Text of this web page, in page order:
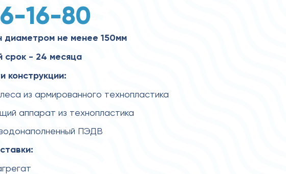
16-80
диаметром не менее 150мм
срок - 24 месяца
конструкции:
из армированного технопластика
аппарат из технопластика
ПЭДВ